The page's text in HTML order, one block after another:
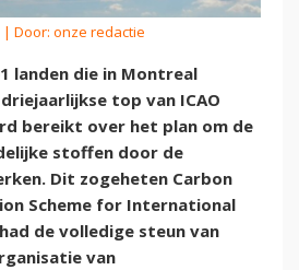
| Door: onze redactie
landen die in Montreal
top van ICAO
bereikt over het plan om de
stoffen door de
Dit zogeheten Carbon
Scheme for International
de volledige steun van
van